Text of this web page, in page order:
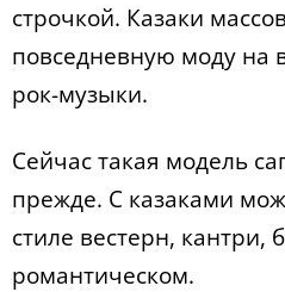
строчкой. Казаки
повседневную моду на
рок-музыки.
Сейчас такая модель
прежде. С казаками
стиле вестерн, кантри,
романтическом.